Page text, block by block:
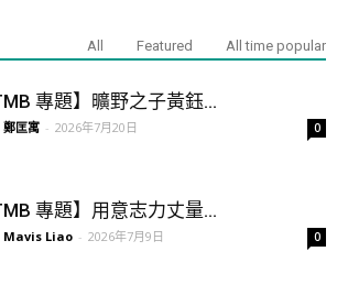
All Featured All time popular
專題】曠野之子黃鈺...
鄭匡寓 - 2026年7月20日 0
專題】用意志力丈量...
Mavis Liao - 2026年7月9日 0